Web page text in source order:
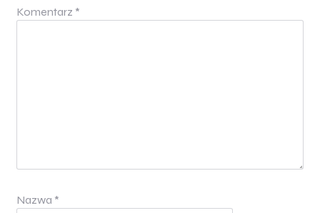
Komentarz *
Nazwa *